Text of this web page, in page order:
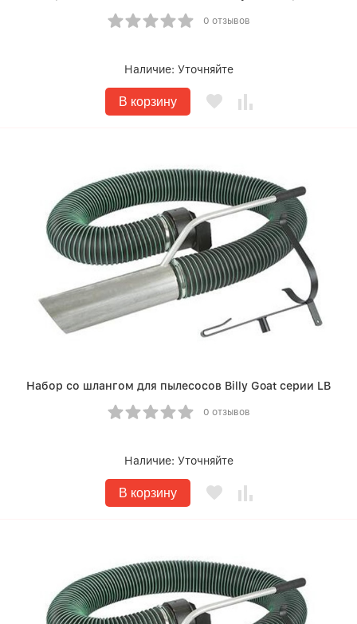
0 отзывов
Наличие: Уточняйте
В корзину
Набор со шлангом для пылесосов Billy Goat серии LB
0 отзывов
Наличие: Уточняйте
В корзину